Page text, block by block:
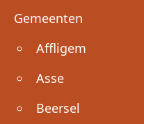
Voet
Gemeenten
Affligem
Asse
Beersel